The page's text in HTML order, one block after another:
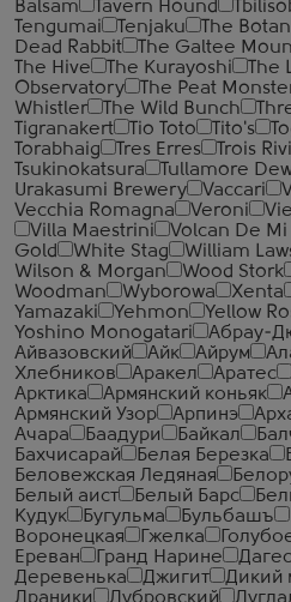
Balsam
Tavern Hound
Tengumai
Tenjaku The
Dead Rabbit
The Galtee
The Hive
The Kurayoshi
Observatory
The Peat
Whistler
The Wild Bunch
Tigranakert
Tio Toto Tito's
Torabhaig
Tres Erres Trois
Tsukinokatsura
Tullamore
Urakasumi Brewery
Vaccari
Vecchia Romagna
Veroni
Villa Maestrini
Volcan De Mi
Gold
White Stag William
Wilson & Morgan
Wood Stork
Woodman
Wyborowa Xenta
Yamazaki
Yehmon Yellow
Yoshino Monogatari
Абрау-
Айвазовский
Айк Айрум
Хлебников
Аракел Аратес
Арктика
Армянский коньяк
Армянский Узор
Арпинэ
Ачара
Баадури Байкал
Бахчисарай
Белая Березка
Беловежская Ледяная
Белый аист
Белый Барс
Кудук
Бугульма Бульбашъ
Воронецкая
Гжелка
Ереван
Гранд Нарине
Деревенька
Джигит Дикий